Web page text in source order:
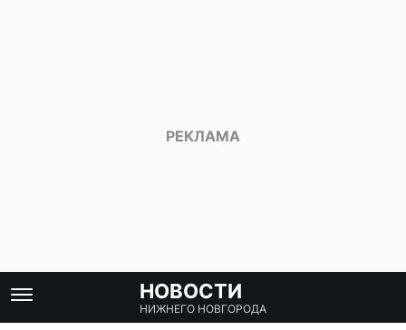
НОВОСТИ
НИЖНЕГО НОВГОРОДА